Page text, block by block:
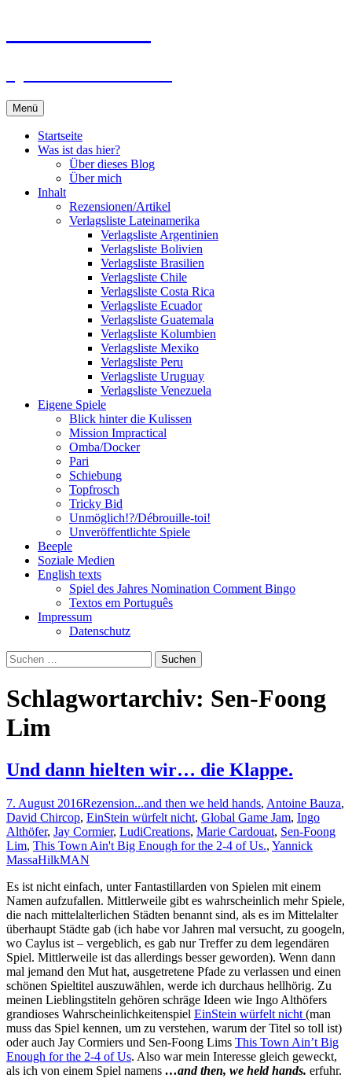
Menü
Startseite
Was ist das hier?
Über dieses Blog
Über mich
Inhalt
Rezensionen/Artikel
Verlagsliste Lateinamerika
Verlagsliste Argentinien
Verlagsliste Bolivien
Verlagsliste Brasilien
Verlagsliste Chile
Verlagsliste Costa Rica
Verlagsliste Ecuador
Verlagsliste Guatemala
Verlagsliste Kolumbien
Verlagsliste Mexiko
Verlagsliste Peru
Verlagsliste Uruguay
Verlagsliste Venezuela
Eigene Spiele
Blick hinter die Kulissen
Mission Impractical
Omba/Docker
Pari
Schiebung
Topfrosch
Tricky Bid
Unmöglich!?/Débrouille-toi!
Unveröffentlichte Spiele
Beeple
Soziale Medien
English texts
Spiel des Jahres Nomination Comment Bingo
Textos em Português
Impressum
Datenschutz
Suchen
nach:
Schlagwortarchiv: Sen-Foong
Lim
Und dann hielten wir… die Klappe.
7. August 2016Rezension...and then we held hands, Antoine Bauza,
David Chircop, EinStein würfelt nicht, Global Game Jam, Ingo
Althöfer, Jay Cormier, LudiCreations, Marie Cardouat, Sen-Foong
Lim, This Town Ain't Big Enough for the 2-4 of Us., Yannick
MassaHilkMAN
Es ist nicht einfach, unter Fantastillarden von Spielen mit einem
Namen aufzufallen. Mittlerweile gibt es wahrscheinlich mehr Spiele,
die nach mittelalterlichen Städten benannt sind, als es im Mittelalter
überhaupt Städte gab (ich habe vor Jahren mal versucht, zu googeln,
wo Caylus ist – vergeblich, es gab nur Treffer zu dem legendären
Spiel. Mittlerweile ist das allerdings besser geworden). Wenn dann
mal jemand den Mut hat, ausgetretene Pfade zu verlassen und einen
schönen Spieltitel auszuwählen, werde ich durchaus hellhörig. Zu
meinen Lieblingstiteln gehören schräge Ideen wie Ingo Althöfers
grandioses Wahrscheinlichkeitenspiel EinStein würfelt nicht (man
muss das Spiel kennen, um zu verstehen, warum der Titel so toll ist)
oder auch Jay Cormiers und Sen-Foong Lims This Town Ain’t Big
Enough for the 2-4 of Us. Also war mein Interesse gleich geweckt,
als ich von einem Spiel namens …and then, we held hands. erfuhr.